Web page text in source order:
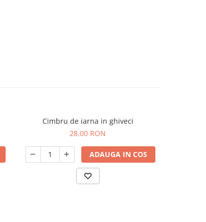
Cimbru de iarna in ghiveci
28,00 RON
ADAUGA IN COS